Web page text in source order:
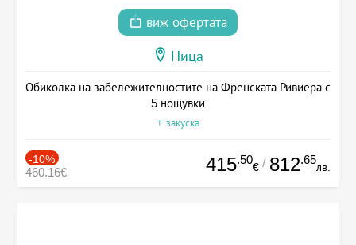
виж офертата
Ница
Обиколка на забележителностите на Френската Ривиера с
5 нощувки
+ закуска
-10%
460.16€ 415.50
€ / 812.65
лв.